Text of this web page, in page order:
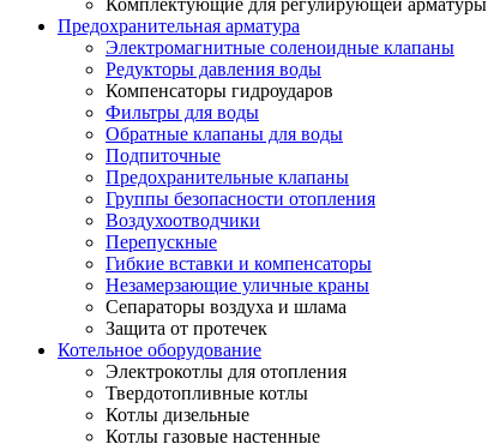
Комплектующие для регулирующей арматуры
Предохранительная арматура
Электромагнитные соленоидные клапаны
Редукторы давления воды
Компенсаторы гидроударов
Фильтры для воды
Обратные клапаны для воды
Подпиточные
Предохранительные клапаны
Группы безопасности отопления
Воздухоотводчики
Перепускные
Гибкие вставки и компенсаторы
Незамерзающие уличные краны
Сепараторы воздуха и шлама
Защита от протечек
Котельное оборудование
Электрокотлы для отопления
Твердотопливные котлы
Котлы дизельные
Котлы газовые настенные